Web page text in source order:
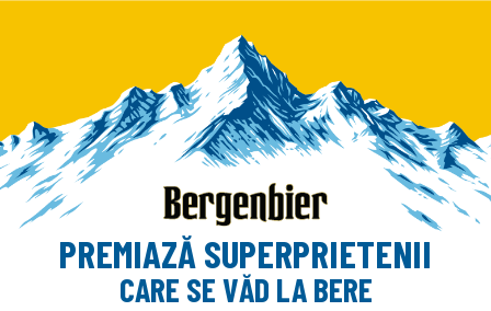
PREMIAZĂ SUPERPRIETENII
CARE SE VĂD LA BERE